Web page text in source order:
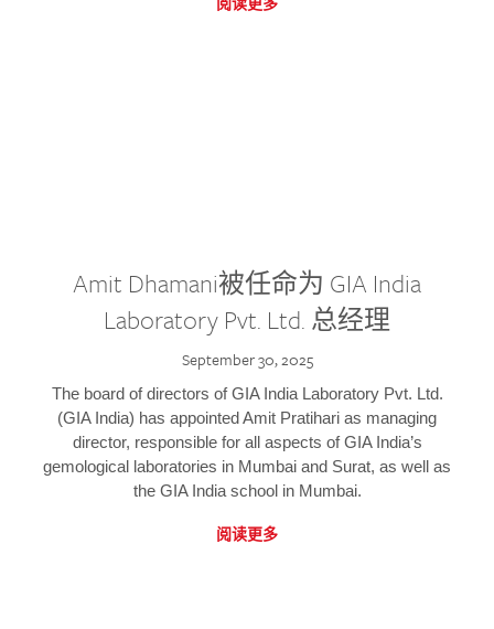
Amit Dhamani被任命为 GIA India
Laboratory Pvt. Ltd. 总经理
September 30, 2025
The board of directors of GIA India Laboratory Pvt. Ltd.
(GIA India) has appointed Amit Pratihari as managing
director, responsible for all aspects of GIA India’s
gemological laboratories in Mumbai and Surat, as well as
the GIA India school in Mumbai.
阅读更多